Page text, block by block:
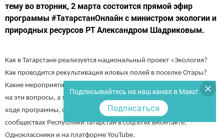
тему во вторник, 2 марта состоится прямой эфир
программы #ТатарстанОнлайн с министром экологии и
природных ресурсов РТ Александром Шадриковым.
Как в Татарстане реализуется национальный проект «Экология?
Как проводится рекультивация иловых полей в поселке Отары?
Какие мероприятия направлены на оздоровление Волги? Ответы
на эти вопросы, а также вопросы от пользователей министр даст в
ходе программы, она начнётся в 13:30 в официальных
сообществах Республики Татарстан в соцсетях ВКонтакте,
Одноклассники и на платформе YouTube.
Подписывайтесь на наш канал в Макс!
Подписаться